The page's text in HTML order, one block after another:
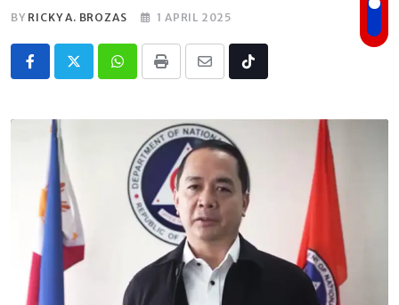
BY RICKY A. BROZAS 1 APRIL 2025
Whatsapp
Print
Share
Email
Tiktok